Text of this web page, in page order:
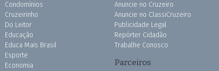
Condomínios
Cruzeirinho
Do Leitor
Educação
Educa Mais Brasil
Esporte
Economia
Anuncie no Cruzeiro
Anuncie no ClassiCruzeiro
Publicidade Legal
Repórter Cidadão
Trabalhe Conosco
Parceiros